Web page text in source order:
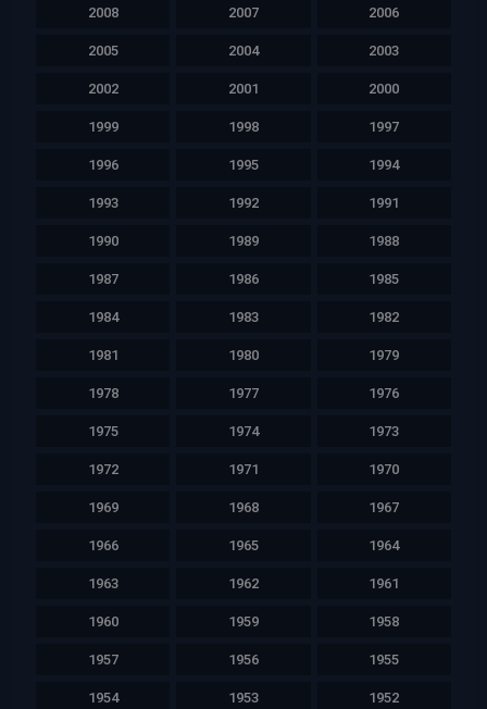
2008 2007 2006
2005 2004 2003
2002 2001 2000
1999 1998 1997
1996 1995 1994
1993 1992 1991
1990 1989 1988
1987 1986 1985
1984 1983 1982
1981 1980 1979
1978 1977 1976
1975 1974 1973
1972 1971 1970
1969 1968 1967
1966 1965 1964
1963 1962 1961
1960 1959 1958
1957 1956 1955
1954 1953 1952